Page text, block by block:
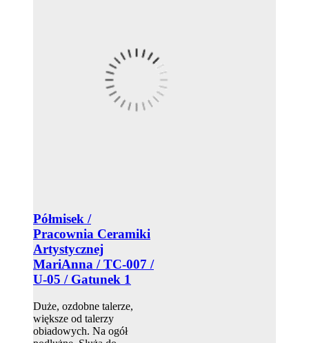
Półmisek /
Pracownia Ceramiki
Artystycznej
MariAnna / TC-007 /
U-05 / Gatunek 1
Duże, ozdobne talerze,
większe od talerzy
obiadowych. Na ogół